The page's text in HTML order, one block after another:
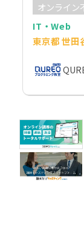
オンライン
IT・Web
東京都 世田